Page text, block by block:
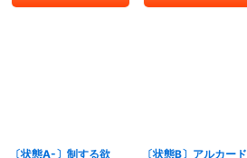
〔状態A-〕制する欲
〔状態B〕アルカード